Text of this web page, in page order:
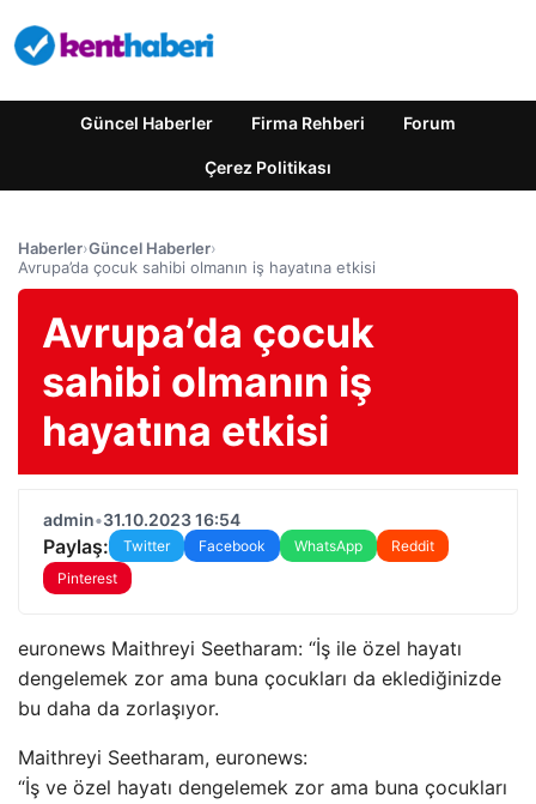
Güncel Haberler Firma Rehberi Forum
Çerez Politikası
Haberler›Güncel Haberler›
Avrupa’da çocuk sahibi olmanın iş hayatına etkisi
Avrupa’da çocuk
sahibi olmanın iş
hayatına etkisi
admin•31.10.2023 16:54
Paylaş: Twitter Facebook WhatsApp
Reddit
Pinterest
euronews Maithreyi Seetharam: “İş ile özel hayatı
dengelemek zor ama buna çocukları da eklediğinizde
bu daha da zorlaşıyor.
Maithreyi Seetharam, euronews:
“İş ve özel hayatı dengelemek zor ama buna çocukları